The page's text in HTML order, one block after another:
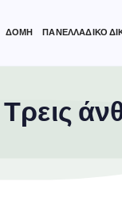
ΔΟΜΗ ΠΑΝΕΛΛΑΔΙΚΟ